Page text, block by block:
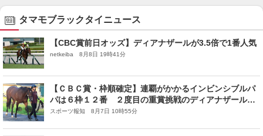
タマモブラックタイニュース
【CBC賞前日オッズ】ディアナザールが3.5倍で1番人気
netkeiba 8月8日 19時41分
【ＣＢＣ賞・枠順確定】連覇がかかるインビンシブルパ
パは６枠１２番 ２度目の重賞挑戦のディアナザールは
４枠７番に決定
スポーツ報知 8月7日 10時55分